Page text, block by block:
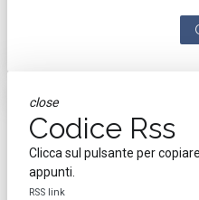
close
Codice Rss
Clicca sul pulsante per
appunti.
RSS link